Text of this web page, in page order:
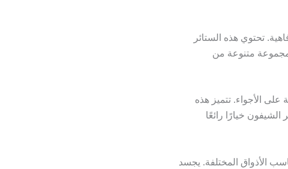
تحتوي هذه الستائر
متنوعة من
على الأجواء. تتميز هذه
خيارًا رائعًا
الأذواق المختلفة. يجسد